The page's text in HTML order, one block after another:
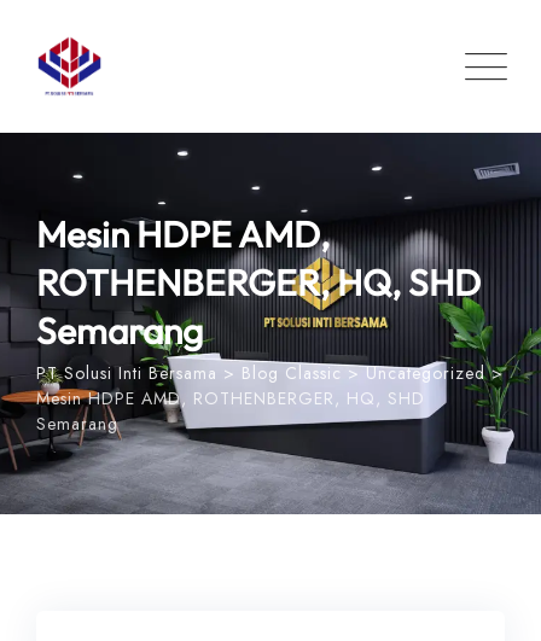
content
Mesin HDPE AMD,
ROTHENBERGER, HQ, SHD
Semarang
PT Solusi Inti Bersama > Blog Classic>Uncategorized>
Mesin HDPE AMD, ROTHENBERGER, HQ, SHD
Semarang